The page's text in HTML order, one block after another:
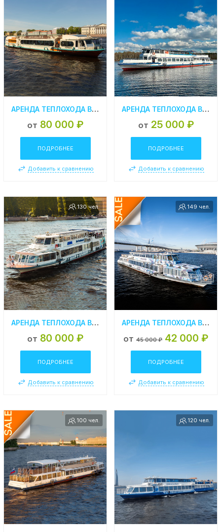
АРЕНДА ТЕПЛОХОДА В СПБ «КОРЮШКА»
от 80 000 ₽
ПОДРОБНЕЕ
Добавить к сравнению
АРЕНДА ТЕПЛОХОДА В СПБ «МИРАЖ»
от 25 000 ₽
ПОДРОБНЕЕ
Добавить к сравнению
130 чел.
АРЕНДА ТЕПЛОХОДА В СПБ «АСТРА»
от 80 000 ₽
ПОДРОБНЕЕ
Добавить к сравнению
149 чел.
АРЕНДА ТЕПЛОХОДА В СПБ «ЗВЕЗДА НЕВЫ»
от 45 000 ₽ 42 000 ₽
ПОДРОБНЕЕ
Добавить к сравнению
100 чел. 120 чел.